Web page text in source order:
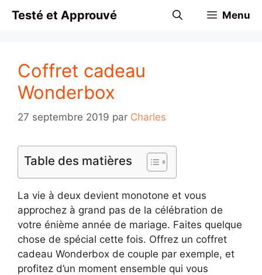
Testé et Approuvé Menu
Coffret cadeau
Wonderbox
27 septembre 2019 par Charles
Table des matières
La vie à deux devient monotone et vous
approchez à grand pas de la célébration de
votre énième année de mariage. Faites quelque
chose de spécial cette fois. Offrez un coffret
cadeau Wonderbox de couple par exemple, et
profitez d’un moment ensemble qui vous